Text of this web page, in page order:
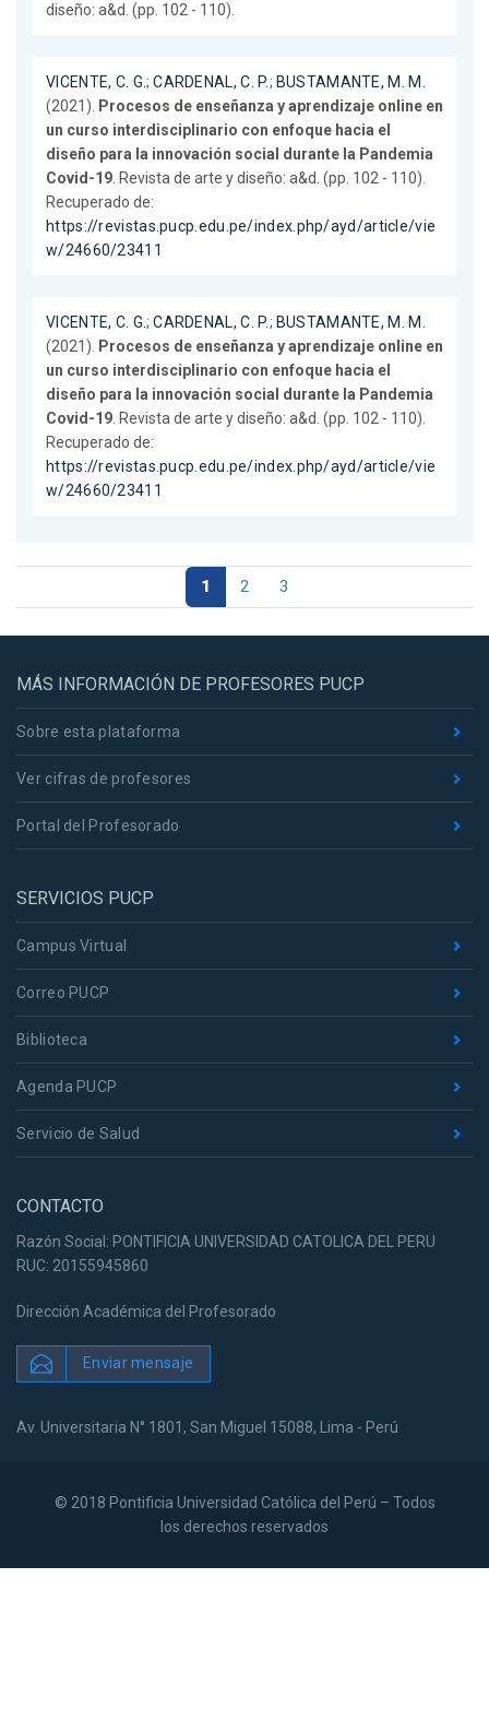
diseño: a&d. (pp. 102 - 110).
VICENTE, C. G.;CARDENAL, C. P.; BUSTAMANTE, M. M.
(2021). Procesos de enseñanza y aprendizaje online en
un curso interdisciplinario con enfoque hacia el
diseño para la innovación social durante la Pandemia
Covid-19. Revista de arte y diseño: a&d. (pp. 102 - 110).
Recuperado de:
https://revistas.pucp.edu.pe/index.php/ayd/article/vie
w/24660/23411
VICENTE, C. G.;CARDENAL, C. P.; BUSTAMANTE, M. M.
(2021). Procesos de enseñanza y aprendizaje online en
un curso interdisciplinario con enfoque hacia el
diseño para la innovación social durante la Pandemia
Covid-19. Revista de arte y diseño: a&d. (pp. 102 - 110).
Recuperado de:
https://revistas.pucp.edu.pe/index.php/ayd/article/vie
w/24660/23411
1 2 3
MÁS INFORMACIÓN DE PROFESORES PUCP
Sobre esta plataforma
Ver cifras de profesores
Portal del Profesorado
SERVICIOS PUCP
Campus Virtual
Correo PUCP
Biblioteca
Agenda PUCP
Servicio de Salud
CONTACTO
Razón Social: PONTIFICIA UNIVERSIDAD CATOLICA DEL PERU
RUC: 20155945860
Dirección Académica del Profesorado
Enviar mensaje
Av. Universitaria N° 1801, San Miguel 15088, Lima - Perú
© 2018 Pontificia Universidad Católica del Perú – Todos
los derechos reservados